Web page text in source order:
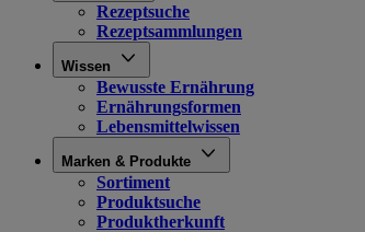
Rezeptsuche
Rezeptsammlungen
Wissen
Bewusste Ernährung
Ernährungsformen
Lebensmittelwissen
Marken & Produkte
Sortiment
Produktsuche
Produktherkunft